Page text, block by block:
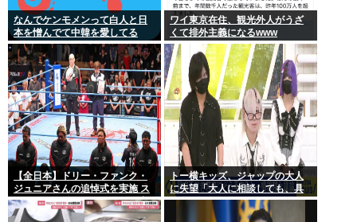
なんでケンモメンって白人と日
本を憎んでて中韓を愛してる
の？
ワイ東京在住、観光外人がうざ
くて排外主義になるwww
【全日本】ドリー・ファンク・
ジュニアさんの追悼式を実施 ス
ピニング・トー・ホールドも流
れる
トー横キッズ、ジャップの大人
に失望「大人に相談しても、具
体的に何もしてくれない。結果
的に傷つく。福祉は自由が奪わ